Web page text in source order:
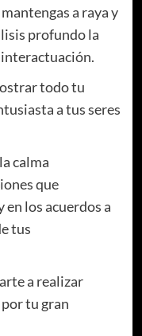
a raya y
profundo la
todo tu
a tus seres
calma
que
en los acuerdos a
tus
a realizar
tu gran